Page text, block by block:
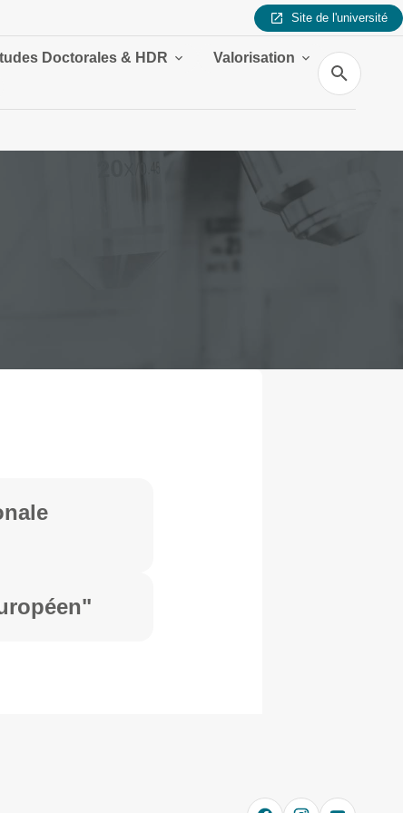
Site de l'université
Doctorales & HDR
Valorisation
Recherche